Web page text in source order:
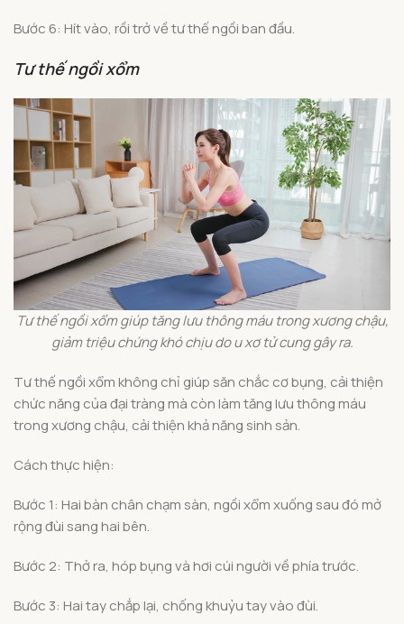
Bước 6: Hít vào, rồi trở về tư thế ngồi ban đầu.
Tư thế ngồi xổm
Tư thế ngồi xổm giúp tăng lưu thông máu trong xương chậu,
giảm triệu chứng khó chịu do u xơ tử cung gây ra.
Tư thế ngồi xổm không chỉ giúp săn chắc cơ bụng, cải thiện
chức năng của đại tràng mà còn làm tăng lưu thông máu
trong xương chậu, cải thiện khả năng sinh sản.
Cách thực hiện:
Bước 1: Hai bàn chân chạm sàn, ngồi xổm xuống sau đó mở
rộng đùi sang hai bên.
Bước 2: Thở ra, hóp bụng và hơi cúi người về phía trước.
Bước 3: Hai tay chắp lại, chống khuỷu tay vào đùi.